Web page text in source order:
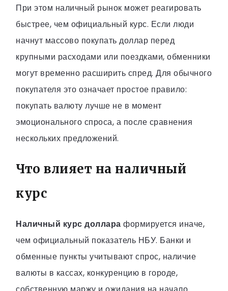
При этом наличный рынок может реагировать
быстрее, чем официальный курс. Если люди
начнут массово покупать доллар перед
крупными расходами или поездками, обменники
могут временно расширить спред. Для обычного
покупателя это означает простое правило:
покупать валюту лучше не в момент
эмоционального спроса, а после сравнения
нескольких предложений.
Что влияет на наличный
курс
Наличный курс доллара формируется иначе,
чем официальный показатель НБУ. Банки и
обменные пункты учитывают спрос, наличие
валюты в кассах, конкуренцию в городе,